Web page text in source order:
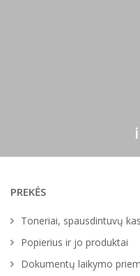
PREKĖS
Toneriai, spausdintuvų
Popierius ir jo produktai
Dokumentų laikymo